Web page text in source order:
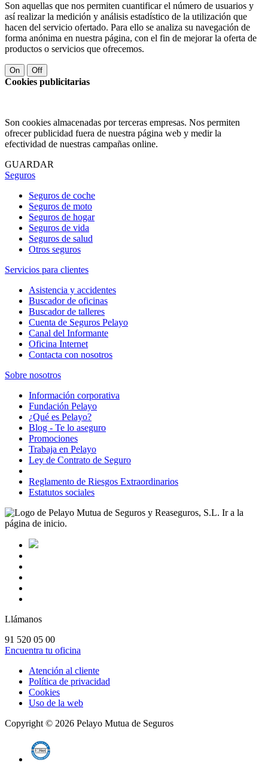
Son aquellas que nos permiten cuantificar el número de usuarios y
así realizar la medición y análisis estadístico de la utilización que
hacen del servicio ofertado. Para ello se analiza su navegación de
forma anónima en nuestra página, con el fin de mejorar la oferta de
productos o servicios que ofrecemos.
On Off
Cookies publicitarias
Son cookies almacenadas por terceras empresas. Nos permiten
ofrecer publicidad fuera de nuestra página web y medir la
efectividad de nuestras campañas online.
GUARDAR
Seguros
Seguros de coche
Seguros de moto
Seguros de hogar
Seguros de vida
Seguros de salud
Otros seguros
Servicios para clientes
Asistencia y accidentes
Buscador de oficinas
Buscador de talleres
Cuenta de Seguros Pelayo
Canal del Informante
Oficina Internet
Contacta con nosotros
Sobre nosotros
Información corporativa
Fundación Pelayo
¿Qué es Pelayo?
Blog - Te lo aseguro
Promociones
Trabaja en Pelayo
Ley de Contrato de Seguro
Reglamento de Riesgos Extraordinarios
Estatutos sociales
Llámanos
91 520 05 00
Encuentra tu oficina
Atención al cliente
Política de privacidad
Cookies
Uso de la web
Copyright © 2026 Pelayo Mutua de Seguros